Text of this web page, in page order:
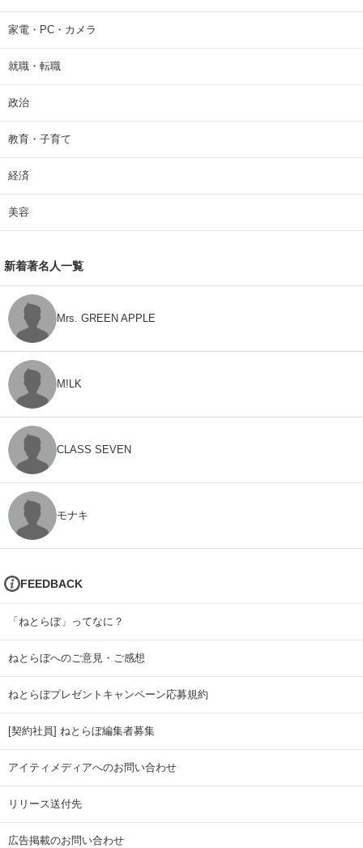
家電・PC・カメラ
就職・転職
政治
教育・子育て
経済
美容
新着著名人一覧
Mrs. GREEN APPLE
M!LK
CLASS SEVEN
モナキ
FEEDBACK
「ねとらぼ」ってなに？
ねとらぼへのご意見・ご感想
ねとらぼプレゼントキャンペーン応募規約
[契約社員] ねとらぼ編集者募集
アイティメディアへのお問い合わせ
リリース送付先
広告掲載のお問い合わせ